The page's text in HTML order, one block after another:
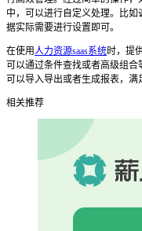
中，可以进行自定义处理。比
据实际需要进行设置即可。
在使用人力资源saas系统时，提
可以通过条件查找或者高级组合
可以导入导出或者生成报表，满
相关推荐